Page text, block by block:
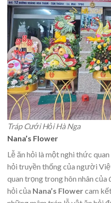
Tráp Cưới Hỏi Hà Nga
Nana’s Flower
Lễ ăn hỏi là một nghi thức
hỏi truyền thống của người
quan trọng trong hôn nhân
hỏi của Nana’s Flowercam